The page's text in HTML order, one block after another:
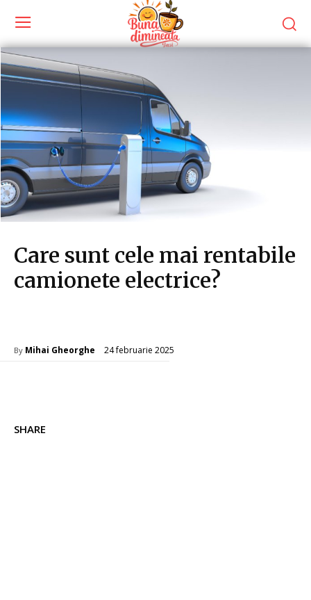
Care sunt cele mai rentabile
camionete electrice?
By Mihai Gheorghe 24 februarie 2025
SHARE